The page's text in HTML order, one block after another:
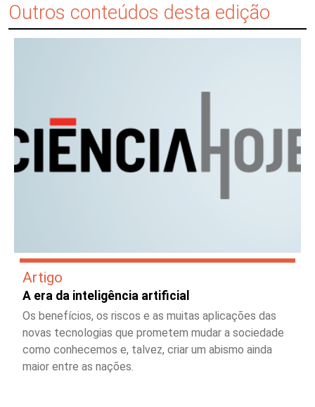
Outros conteúdos desta edição
Artigo
A era da inteligência artificial
Os benefícios, os riscos e as muitas aplicações das
novas tecnologias que prometem mudar a sociedade
como conhecemos e, talvez, criar um abismo ainda
maior entre as nações.